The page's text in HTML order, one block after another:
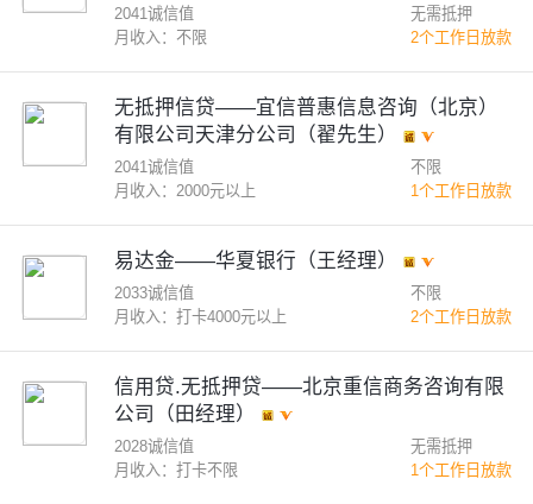
2041诚信值
月收入：不限
无需抵押
2个工作日放款
无抵押信贷——宜信普惠信息咨询（北京）
有限公司天津分公司（翟先生）
2041诚信值
月收入：2000元以上
不限
1个工作日放款
易达金——华夏银行（王经理）
2033诚信值
月收入：打卡4000元以上
不限
2个工作日放款
信用贷.无抵押贷——北京重信商务咨询有限
公司（田经理）
2028诚信值
月收入：打卡不限
无需抵押
1个工作日放款